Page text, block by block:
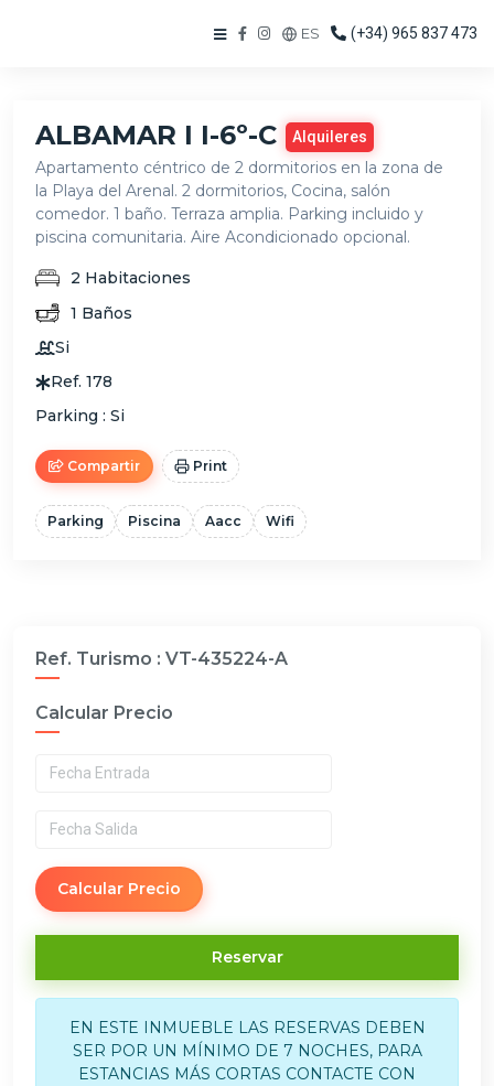
ES (+34) 965 837 473
ALBAMAR I I-6º-C Alquileres
Apartamento céntrico de 2 dormitorios en la zona de
la Playa del Arenal. 2 dormitorios, Cocina, salón
comedor. 1 baño. Terraza amplia. Parking incluido y
piscina comunitaria. Aire Acondicionado opcional.
2 Habitaciones
1 Baños
Si
Ref. 178
Parking : Si
Compartir Print
Parking Piscina Aacc Wifi
Ref. Turismo : VT-435224-A
Calcular Precio
Calcular Precio
Reservar
EN ESTE INMUEBLE LAS RESERVAS DEBEN
SER POR UN MÍNIMO DE 7 NOCHES, PARA
ESTANCIAS MÁS CORTAS CONTACTE CON